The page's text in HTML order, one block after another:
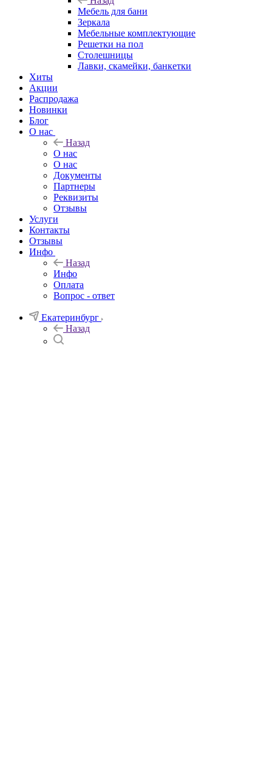
Мебель для бани
Зеркала
Мебельные комплектующие
Решетки на пол
Столешницы
Лавки, скамейки, банкетки
Хиты
Акции
Распродажа
Новинки
Блог
О нас
Назад
О нас
О нас
Документы
Партнеры
Реквизиты
Отзывы
Услуги
Контакты
Отзывы
Инфо
Назад
Инфо
Оплата
Вопрос - ответ
Екатеринбург
Назад